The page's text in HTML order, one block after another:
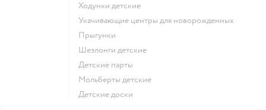
Ходунки детские
Укачивающие центры для новорожденных
Прыгунки
Шезлонги детские
Детские парты
Мольберты детские
Детские доски